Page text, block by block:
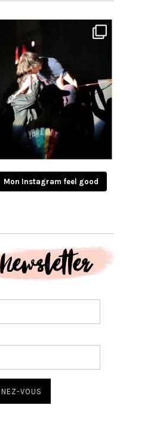
Mon Instagram feel good